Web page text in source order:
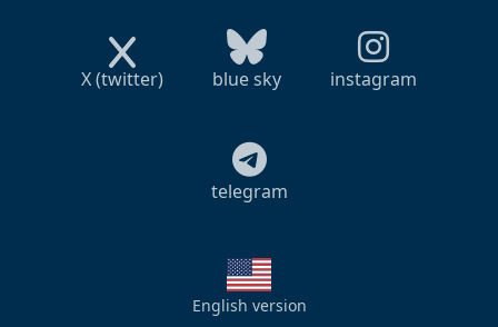
X (twitter) blue sky instagram
telegram
English version